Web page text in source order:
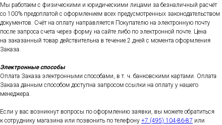
Мы работаем с физическими и юридическими лицами за безналичный расчёт
со 100% предоплатой с оформлением всех предусмотренных законодательством
документов. Счёт на оплату направляется Покупателю на электронную почту
после запроса счета через форму на сайте либо по электронной почте. Цена
на заказанный товар действительна в течение 2 дней с момента оформления
Заказа.
Электронные способы
Оплата Заказа электронными способами, в т. ч. банковскими картами. Оплата
Заказа данным способом доступна запросом ссылки на оплату у нашего
менеджера.
Если у вас возникнут вопросы по оформлению заявки, вы можете обратиться
к сотруднику магазина или позвонить по телефону +7 (495) 104-86-87 или